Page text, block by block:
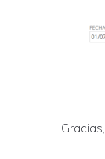
Gracias,